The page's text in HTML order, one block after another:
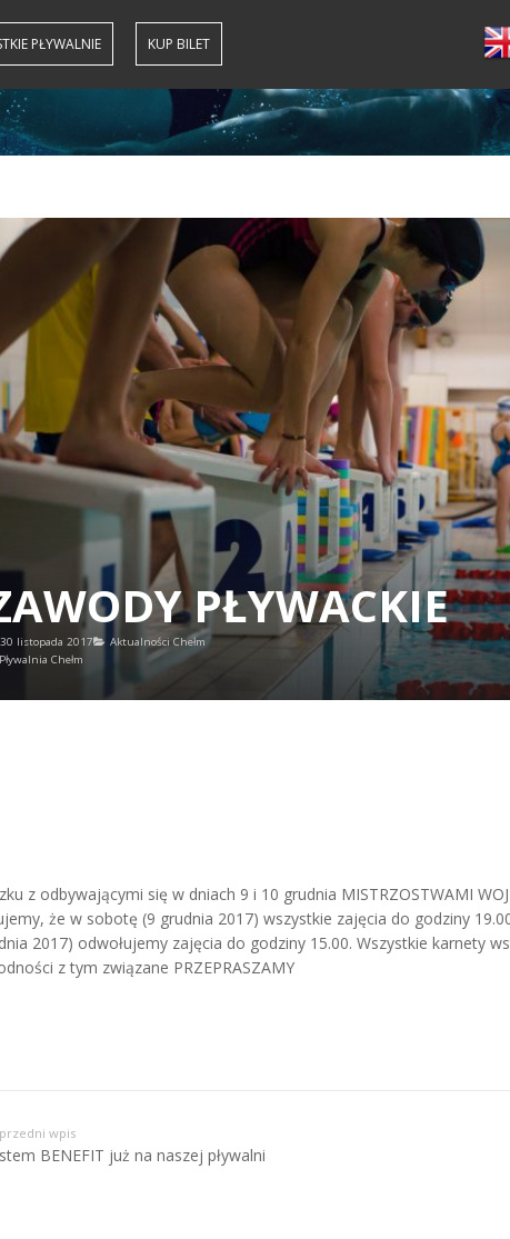
PŁYWALNIE KUP BILET
PŁYWACKIE
30 listopada 2017
Aktualności Chełm
Pływalnia Chełm
z odbywającymi się w dniach 9 i 10 grudnia MISTRZOSTWAMI
że w sobotę (9 grudnia 2017) wszystkie zajęcia do godziny
2017) odwołujemy zajęcia do godziny 15.00. Wszystkie karnety
z tym związane PRZEPRASZAMY
wpis
BENEFIT już na naszej pływalni